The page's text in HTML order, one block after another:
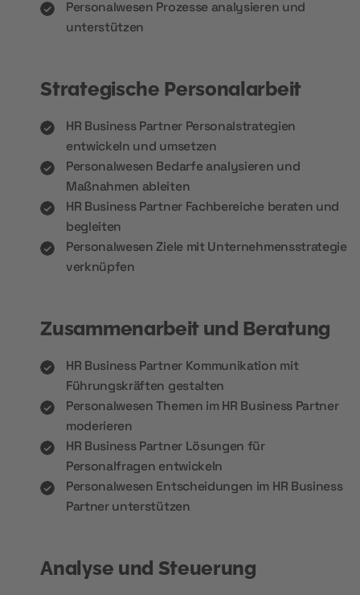
Personalwesen Prozesse analysieren und
unterstützen
Strategische Personalarbeit
HR Business Partner Personalstrategien
entwickeln und umsetzen
Personalwesen Bedarfe analysieren und
Maßnahmen ableiten
HR Business Partner Fachbereiche beraten und
begleiten
Personalwesen Ziele mit Unternehmensstrategie
verknüpfen
Zusammenarbeit und Beratung
HR Business Partner Kommunikation mit
Führungskräften gestalten
Personalwesen Themen im HR Business Partner
moderieren
HR Business Partner Lösungen für
Personalfragen entwickeln
Personalwesen Entscheidungen im HR Business
Partner unterstützen
Analyse und Steuerung